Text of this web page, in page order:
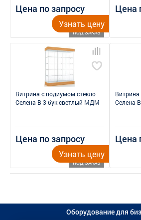
Цена по запросу
ПОД ЗАКАЗ
Узнать цену
Цена
Витрина с подиумом стекло
Селена В-3 бук светлый МДМ
Цена по запросу
ПОД ЗАКАЗ
Узнать цену
Витрина
Селена
Цена
Оборудование для